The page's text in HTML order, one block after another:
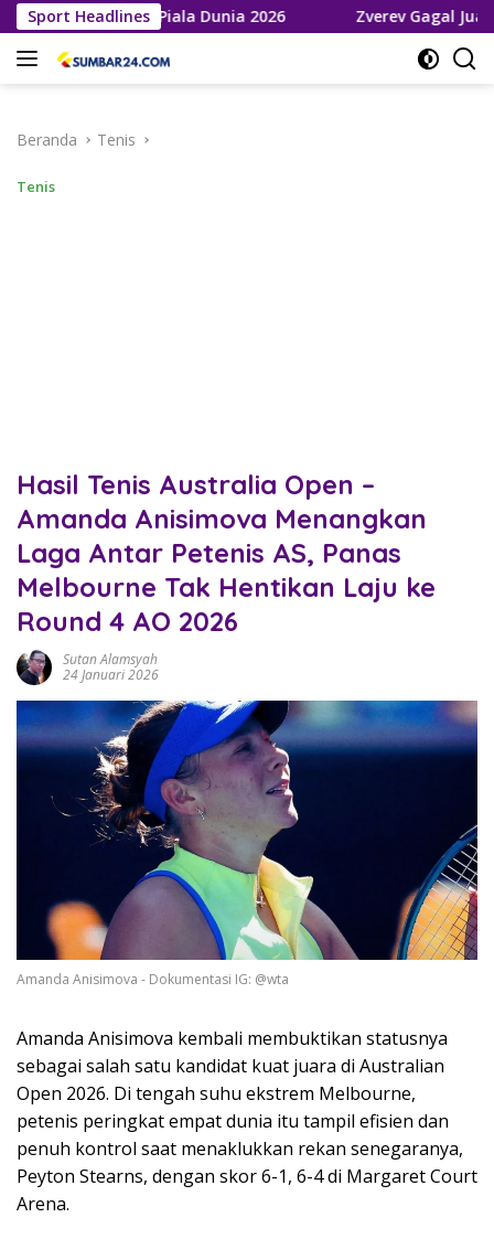
Langsung
ke
konten
Sport Headlines
Final Piala Dunia 2026 Zverev Gagal Juara di
Beranda Tenis
Tenis
Hasil Tenis Australia Open –
Amanda Anisimova Menangkan
Laga Antar Petenis AS, Panas
Melbourne Tak Hentikan Laju ke
Round 4 AO 2026
Sutan Alamsyah
24 Januari 2026
Amanda Anisimova - Dokumentasi IG: @wta
Amanda Anisimova kembali membuktikan statusnya
sebagai salah satu kandidat kuat juara di Australian
Open 2026. Di tengah suhu ekstrem Melbourne,
petenis peringkat empat dunia itu tampil efisien dan
penuh kontrol saat menaklukkan rekan senegaranya,
Peyton Stearns, dengan skor 6-1, 6-4 di Margaret Court
Arena.